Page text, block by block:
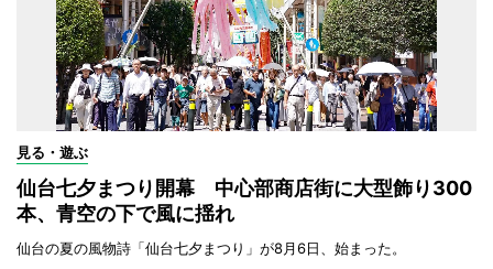
見る・遊ぶ
仙台七夕まつり開幕 中心部商店街に大型飾り300
本、青空の下で風に揺れ
仙台の夏の風物詩「仙台七夕まつり」が8月6日、始まった。